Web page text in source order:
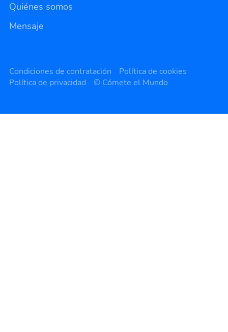
Quiénes somos
Mensaje
Privacidad
Condiciones de contratación
Política de cookies
Política de privacidad
© Cómete el Mundo